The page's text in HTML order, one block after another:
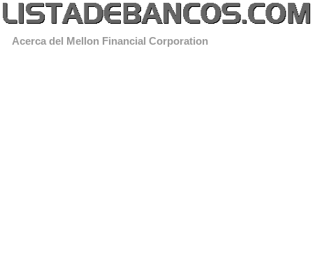
Acerca del Mellon Financial Corporation